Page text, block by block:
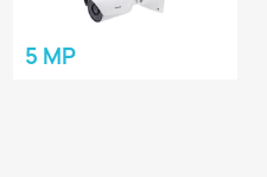
5 MP